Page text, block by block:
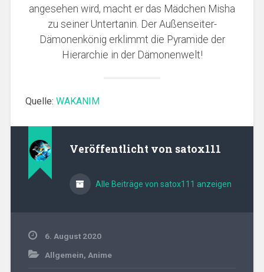
angesehen wird, macht er das Mädchen Misha
zu seiner Untertanin. Der Außenseiter-
Dämonenkönig erklimmt die Pyramide der
Hierarchie in der Dämonenwelt!
Quelle: WAKANIM
Veröffentlicht von satox111
Alle Beiträge von satox111 anzeigen
6. August 2020
Allgemein, Anime